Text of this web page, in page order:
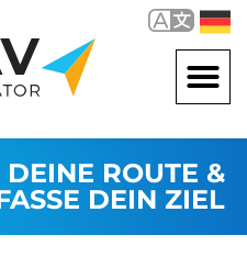
DEINE ROUTE &
DEIN ZIEL